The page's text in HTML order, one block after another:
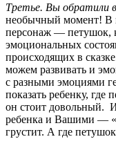
Третье. Вы обратили
необычный момент! В
персонаж — петушок,
эмоциональных
происходящих в
можем развивать и
с разными эмоциями
показать ребенку, где
он стоит довольный.
ребенка и Вашими —
грустит. А где